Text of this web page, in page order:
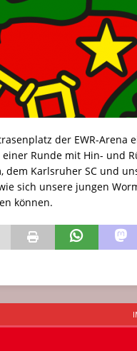
der EWR-Arena
Runde mit Hin- und
dem Karlsruher SC und
sich unsere jungen
können.